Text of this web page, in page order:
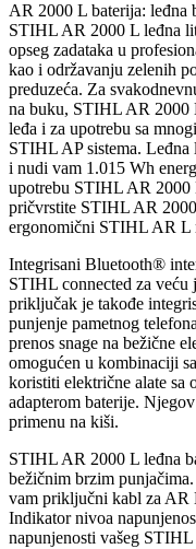
AR 2000 L baterija: leđna
STIHL AR 2000 L leđna
opseg zadataka u
kao i održavanju zelenih
preduzeća. Za
na buku, STIHL AR 2000
leđa i za upotrebu sa
STIHL AP sistema. Leđna
i nudi vam 1.015 Wh
upotrebu STIHL AR 2000
pričvrstite STIHL AR
ergonomični STIHL AR L
Integrisani Bluetooth®
STIHL connected za veću
priključak je takođe
punjenje pametnog
prenos snage na bežične
omogućen u kombinaciji
koristiti električne alate sa
adapterom baterije.
primenu na kiši.
STIHL AR 2000 L leđna
bežičnim brzim
vam priključni kabl za AR
Indikator nivoa
napunjenosti vašeg